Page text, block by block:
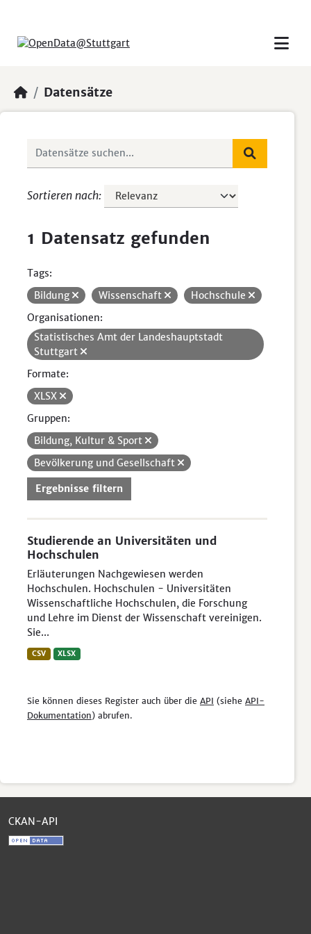
Datensätze
Sortieren nach
1 Datensatz gefunden
Tags:
Bildung
Wissenschaft
Hochschule
Organisationen:
Statistisches Amt der Landeshauptstadt
Stuttgart
Formate:
XLSX
Gruppen:
Bildung, Kultur & Sport
Bevölkerung und Gesellschaft
Ergebnisse filtern
Studierende an Universitäten und
Hochschulen
Erläuterungen Nachgewiesen werden
Hochschulen. Hochschulen - Universitäten
Wissenschaftliche Hochschulen, die Forschung
und Lehre im Dienst der Wissenschaft vereinigen.
Sie...
CSV XLSX
Sie können dieses Register auch über die API (siehe API-
Dokumentation) abrufen.
CKAN-API